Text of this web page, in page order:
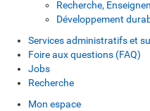
Recherche,
Développement
Services administratifs et
Foire aux questions (FAQ)
Jobs
Recherche
Mon espace